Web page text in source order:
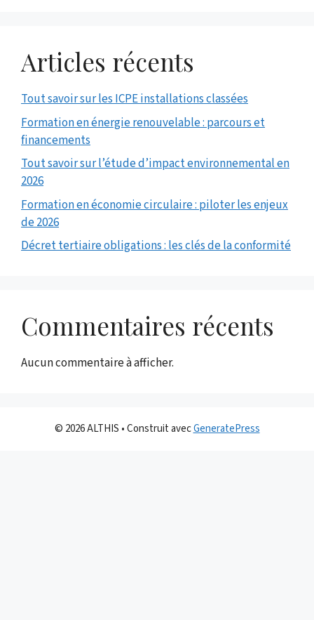
Articles récents
Tout savoir sur les ICPE installations classées
Formation en énergie renouvelable : parcours et
financements
Tout savoir sur l’étude d’impact environnemental en
2026
Formation en économie circulaire : piloter les enjeux
de 2026
Décret tertiaire obligations : les clés de la conformité
Commentaires récents
Aucun commentaire à afficher.
© 2026 ALTHIS • Construit avecGeneratePress